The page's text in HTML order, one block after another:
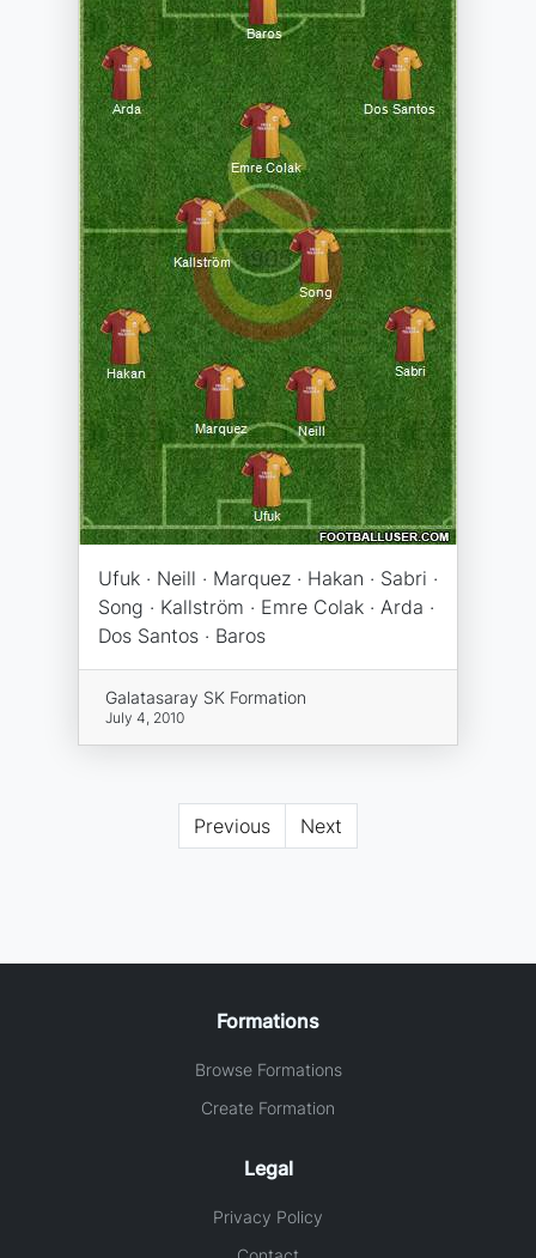
Ufuk · Neill · Marquez · Hakan · Sabri ·
Song · Kallström · Emre Colak · Arda ·
Dos Santos · Baros
Galatasaray SK Formation
July 4, 2010
Previous Next
Formations
Browse Formations
Create Formation
Legal
Privacy Policy